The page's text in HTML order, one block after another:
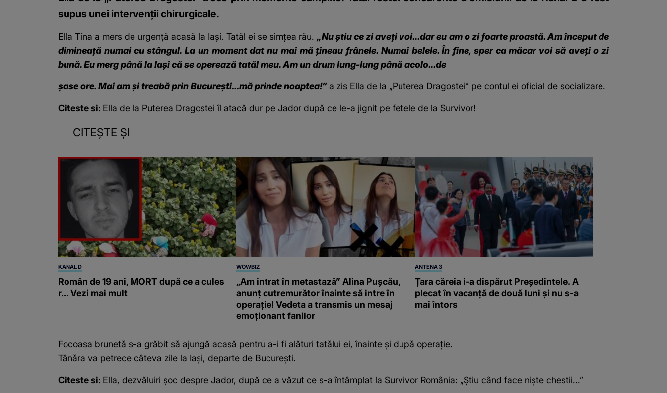
supus unei intervenții chirurgicale.
Ella Tina a mers de urgență acasă la Iași. Tatăl ei se simțea rău. „Nu știu ce zi aveți voi...dar eu am o zi foarte proastă. Am început de
dimineață numai cu stângul. La un moment dat nu mai mă țineau frânele. Numai belele. În fine, sper ca măcar voi să aveți o zi
bună. Eu merg până la Iași că se operează tatăl meu. Am un drum lung-lung până acolo...de
șase ore. Mai am și treabă prin București...mă prinde noaptea!”a zis Ella de la „Puterea Dragostei” pe contul ei oficial de socializare.
Citeste si: Ella de la Puterea Dragostei îl atacă dur pe Jador după ce le-a jignit pe fetele de la Survivor!
CITEȘTE ȘI
KANAL D
Român de 19 ani, MORT după ce a cules
r... Vezi mai mult
WOWBIZ
„Am intrat în metastază” Alina Pușcău,
anunț cutremurător înainte să intre în
operație! Vedeta a transmis un mesaj
emoționant fanilor
ANTENA 3
Țara căreia i-a dispărut Președintele. A
plecat în vacanță de două luni și nu s-a
mai întors
Focoasa brunetă s-a grăbit să ajungă acasă pentru a-i fi alături tatălui ei, înainte și după operație.
Tânăra va petrece câteva zile la Iași, departe de București.
Citeste si: Ella, dezvăluiri șoc despre Jador, după ce a văzut ce s-a întâmplat la Survivor România: „Știu când face niște chestii...”